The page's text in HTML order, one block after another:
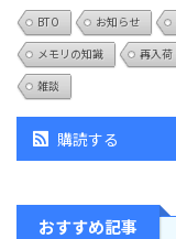
BTO お知らせ
メモリの知識
再入荷
雑談
購読する
おすすめ記事